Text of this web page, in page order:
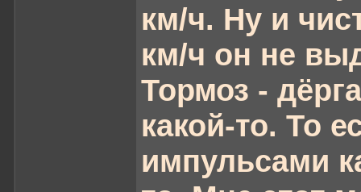
км/ч. Ну и
км/ч он не
Тормоз -
какой-то. То
импульсами